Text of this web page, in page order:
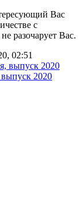
Вас
с
разочарует Вас.
02:51
выпуск 2020
2020